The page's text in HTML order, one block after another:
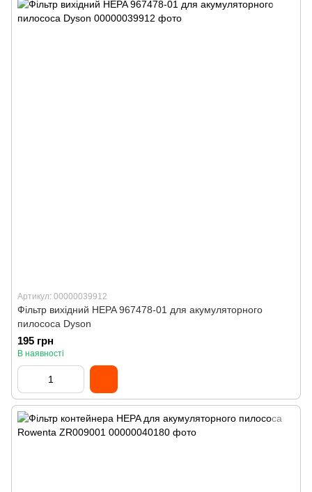
Артикул: 00000039912
Фільтр вихідний HEPA 967478-01 для акумуляторного
пилососа Dyson
195 грн
В наявності